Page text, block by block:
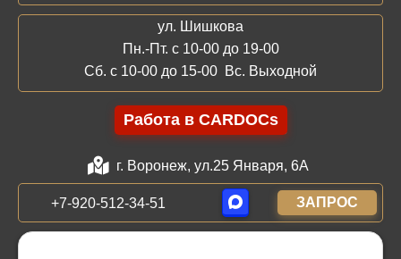
ул. Шишкова
Пн.-Пт. с 10-00 до 19-00
Сб. с 10-00 до 15-00 Вс. Выходной
Работа в CARDOCs
г. Воронеж, ул.25 Января, 6А
+7-920-512-34-51 ЗАПРОС